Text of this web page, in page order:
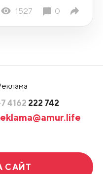
1527 0
4162 222 742
САЙТ